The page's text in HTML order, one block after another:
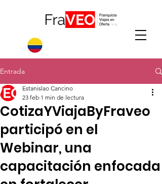
Entrada
CotizaYViajaByFraveo
participó en el
Webinar, una
capacitación enfocada
Estanislao Cancino
23 feb 1 min de lectura